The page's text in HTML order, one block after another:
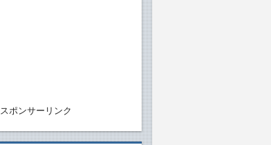
スポンサーリンク